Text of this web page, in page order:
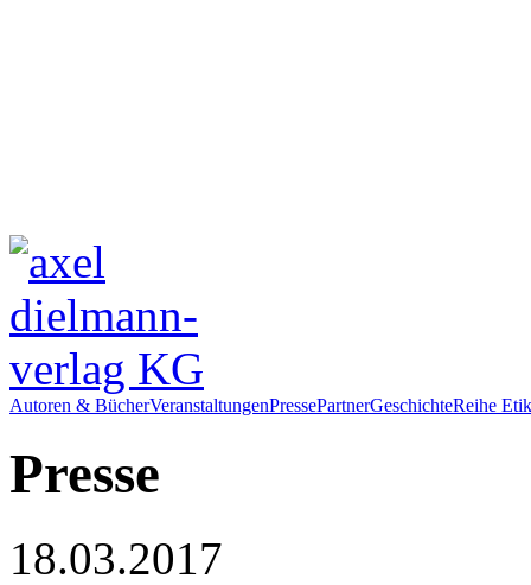
Autoren & BücherVeranstaltungenPressePartnerGeschichteReihe
Presse
18.03.2017